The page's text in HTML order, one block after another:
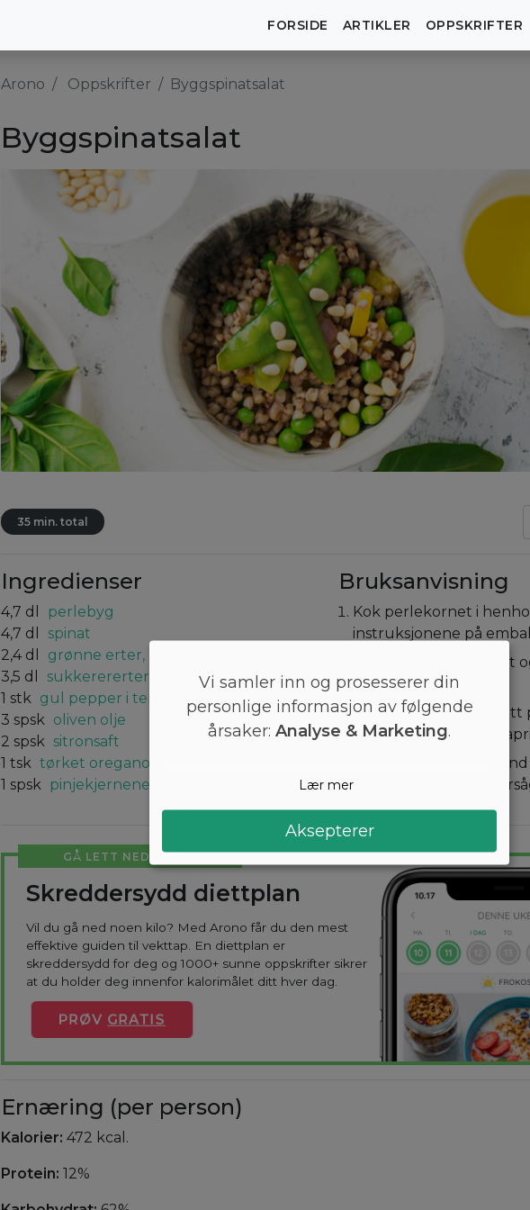
FORSIDE ARTIKLER OPPSKRIFTER
Arono Oppskrifter Byggspinatsalat
Byggspinatsalat
35 min. total
Ingredienser
4,7 dl
perlebyg
4,7 dl
spinat
2,4 dl
grønne erter, blancherte
3,5 dl
sukkerererter
1 stk gul pepper i terninger
3 spsk oliven olje
2 spsk sitronsaft
1 tsk tørket oregano
1 spsk pinjekjernene
Bruksanvisning
Kok perlekornet i
instruksjonene på
Visp olje, sitronsaft, salt
sammen i en bolle.
Ta en ny bolle og tilsett
spinat, alle erter og
Hell dressingen og
med pinjekjerner.
GÅ LETT NED I VEKT
Skreddersydd diettplan
Vil du gå ned noen kilo? Med Arono får du den mest
effektive guiden til vekttap. En diettplan er
skreddersydd for deg og 1000+ sunne oppskrifter sikrer
at du holder deg innenfor kalorimålet ditt hver dag.
PRØV GRATIS
Ernæring (per person)
Kalorier: 472 kcal.
Protein: 12%
Vi samler inn og prosesserer din
personlige informasjon av følgende
årsaker: Analyse & Marketing.
Lær mer
Aksepterer